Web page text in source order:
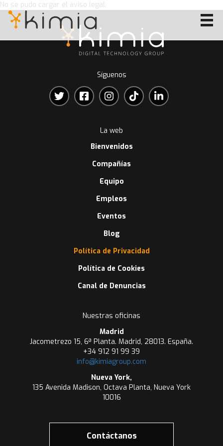
No se pudo cargar el aviso legal.
Síguenos
La web
Bienvenidos
Compañías
Equipo
Empleos
Eventos
Blog
Política de Privacidad
Política de Cookies
Canal de Denuncias
Nuestras oficinas
Madrid
Jacometrezo 15, 6ª Planta. Madrid, 28013. España.
+34 912 91 99 39
info@kimiagroup.com
Nueva York,
135 Avenida Madison, Octava Planta, Nueva York
10016
Contáctanos